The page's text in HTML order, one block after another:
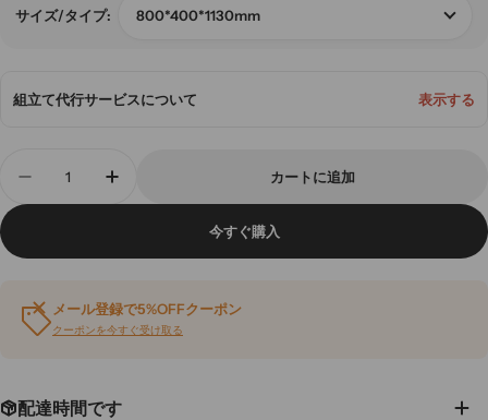
サイズ/タイプ: 800*400*1130mm
組立て代行サービスについて 表示する
事務所用キャビネット 落ち着き オフィス整
事務所用キャビネット 落ち着き オフ
カートに追加
今すぐ購入
メール登録で5%OFFクーポン
クーポンを今すぐ受け取る
配達時間です